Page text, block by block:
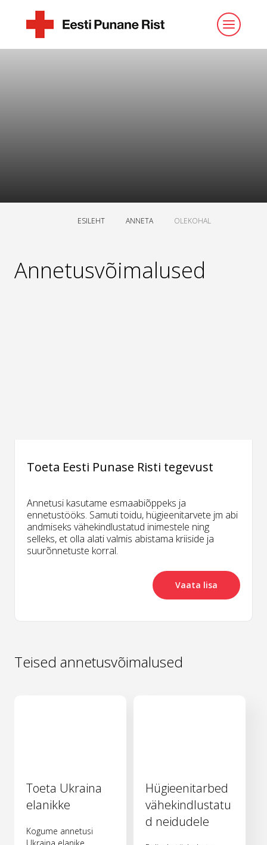
ESILEHT ANNETA OLEKOHAL
Annetusvõimalused
Toeta Eesti Punase Risti tegevust
Annetusi kasutame esmaabiõppeks ja
ennetustööks. Samuti toidu, hügieenitarvete jm abi
andmiseks vähekindlustatud inimestele ning
selleks, et olla alati valmis abistama kriiside ja
suurõnnetuste korral.
Vaata lisa
Teised annetusvõimalused
Toeta Ukraina
elanikke
Kogume annetusi
Hügieenitarbed
vähekindlustatu
d neidudele